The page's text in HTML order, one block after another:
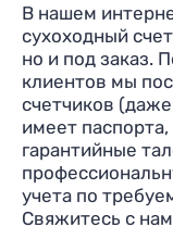
В нашем
сухоходный
но и под заказ.
клиентов мы
счетчиков
имеет
гарантийные
учета по
Свяжитесь с